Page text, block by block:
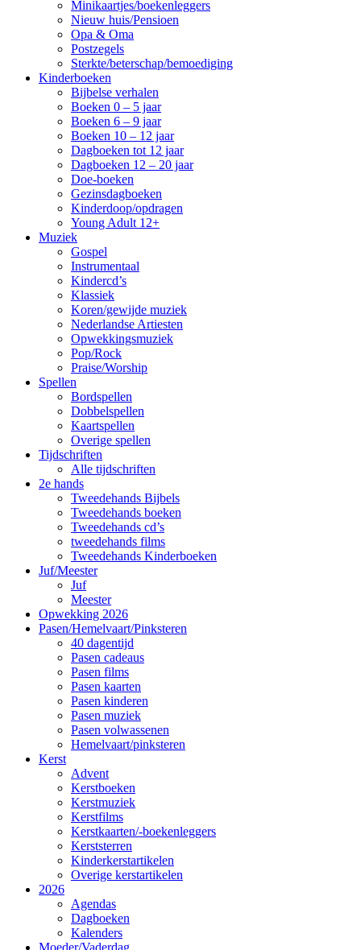
Minikaartjes/boekenleggers
Nieuw huis/Pensioen
Opa & Oma
Postzegels
Sterkte/beterschap/bemoediging
Kinderboeken
Bijbelse verhalen
Boeken 0 – 5 jaar
Boeken 6 – 9 jaar
Boeken 10 – 12 jaar
Dagboeken tot 12 jaar
Dagboeken 12 – 20 jaar
Doe-boeken
Gezinsdagboeken
Kinderdoop/opdragen
Young Adult 12+
Muziek
Gospel
Instrumentaal
Kindercd’s
Klassiek
Koren/gewijde muziek
Nederlandse Artiesten
Opwekkingsmuziek
Pop/Rock
Praise/Worship
Spellen
Bordspellen
Dobbelspellen
Kaartspellen
Overige spellen
Tijdschriften
Alle tijdschriften
2e hands
Tweedehands Bijbels
Tweedehands boeken
Tweedehands cd’s
tweedehands films
Tweedehands Kinderboeken
Juf/Meester
Juf
Meester
Opwekking 2026
Pasen/Hemelvaart/Pinksteren
40 dagentijd
Pasen cadeaus
Pasen films
Pasen kaarten
Pasen kinderen
Pasen muziek
Pasen volwassenen
Hemelvaart/pinksteren
Kerst
Advent
Kerstboeken
Kerstmuziek
Kerstfilms
Kerstkaarten/-boekenleggers
Kerststerren
Kinderkerstartikelen
Overige kerstartikelen
2026
Agendas
Dagboeken
Kalenders
Moeder/Vaderdag